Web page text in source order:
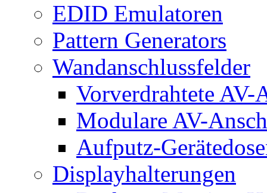
EDID Emulatoren
Pattern Generators
Wandanschlussfelder
Vorverdrahtete AV-
Modulare AV-
Aufputz-
Displayhalterungen